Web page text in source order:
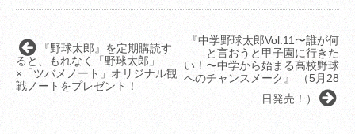
『中学野球太郎Vol.11〜誰が何
と言おうと甲子園に行きた
い！〜中学から始まる高校野球
へのチャンスメーク』 （5月28
日発売！）
『野球太郎』を定期購読す
ると、もれなく「野球太郎」
×「ツバメノート」オリジナル観
戦ノートをプレゼント！